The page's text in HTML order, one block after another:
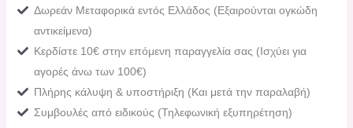
Δωρεάν Μεταφορικά εντός Ελλάδος (Εξαιρούνται ογκώδη
αντικείμενα)
Κερδίστε 10€ στην επόμενη παραγγελία σας (Ισχύει για
αγορές άνω των 100€)
Πλήρης κάλυψη & υποστήριξη (Και μετά την παραλαβή)
Συμβουλές από ειδικούς (Τηλεφωνική εξυπηρέτηση)